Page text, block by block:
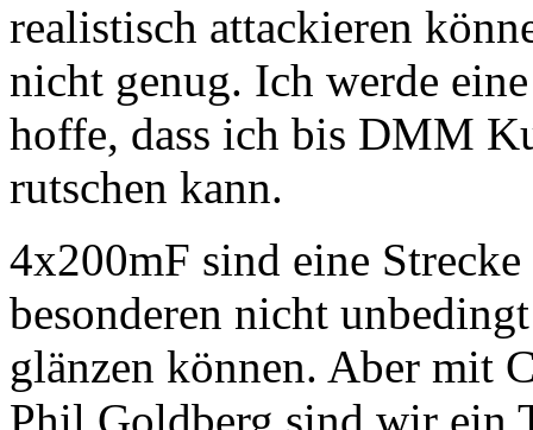
realistisch attackieren
nicht genug. Ich werde
hoffe, dass ich bis DMM
rutschen kann.
4x200mF sind eine
besonderen nicht
glänzen können. Aber mit